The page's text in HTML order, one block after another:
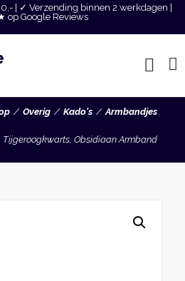
| ✓ Verzending binnen 2 werkdagen |
Google Reviews
Overig Kado's Armbandjes
Tijgeroogkwarts, Obsidiaan Armband